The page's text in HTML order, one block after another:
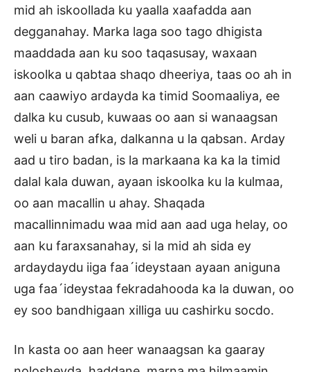
mid ah iskoollada ku yaalla xaafadda aan
degganahay. Marka laga soo tago dhigista
maaddada aan ku soo taqasusay, waxaan
iskoolka u qabtaa shaqo dheeriya, taas oo ah in
aan caawiyo ardayda ka timid Soomaaliya, ee
dalka ku cusub, kuwaas oo aan si wanaagsan
weli u baran afka, dalkanna u la qabsan. Arday
aad u tiro badan, is la markaana ka ka la timid
dalal kala duwan, ayaan iskoolka ku la kulmaa,
oo aan macallin u ahay. Shaqada
macallinnimadu waa mid aan aad uga helay, oo
aan ku faraxsanahay, si la mid ah sida ey
ardaydaydu iiga faa´ideystaan ayaan aniguna
uga faa´ideystaa fekradahooda ka la duwan, oo
ey soo bandhigaan xilliga uu cashirku socdo.
In kasta oo aan heer wanaagsan ka gaaray